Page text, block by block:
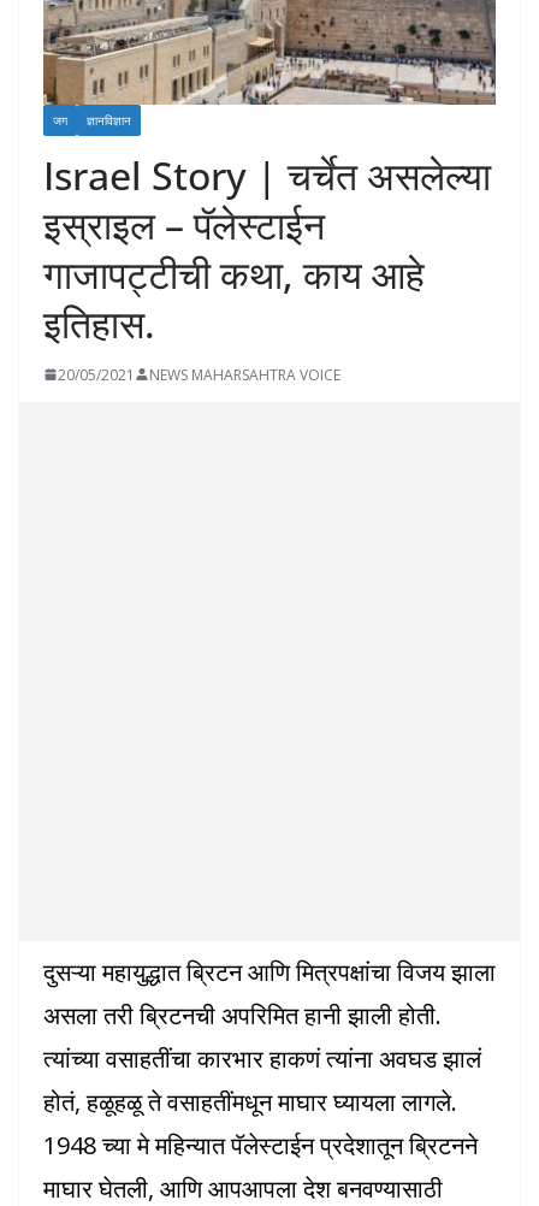
जग ज्ञानविज्ञान
Israel Story | चर्चेत असलेल्या
इस्राइल – पॅलेस्टाईन
गाजापट्टीची कथा, काय आहे
इतिहास.
20/05/2021 NEWS MAHARSAHTRA VOICE
दुसऱ्या महायुद्धात ब्रिटन आणि मित्रपक्षांचा विजय झाला
असला तरी ब्रिटनची अपरिमित हानी झाली होती.
त्यांच्या वसाहतींचा कारभार हाकणं त्यांना अवघड झालं
होतं, हळूहळू ते वसाहतींमधून माघार घ्यायला लागले.
1948 च्या मे महिन्यात पॅलेस्टाईन प्रदेशातून ब्रिटनने
माघार घेतली, आणि आपआपला देश बनवण्यासाठी